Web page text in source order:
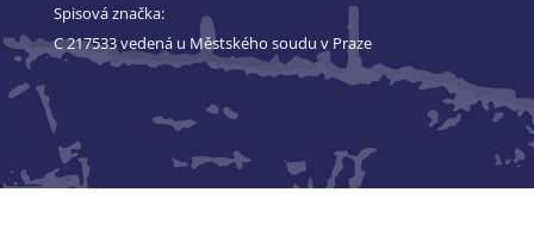
Spisová značka:
C 217533 vedená u Městského soudu v Praze